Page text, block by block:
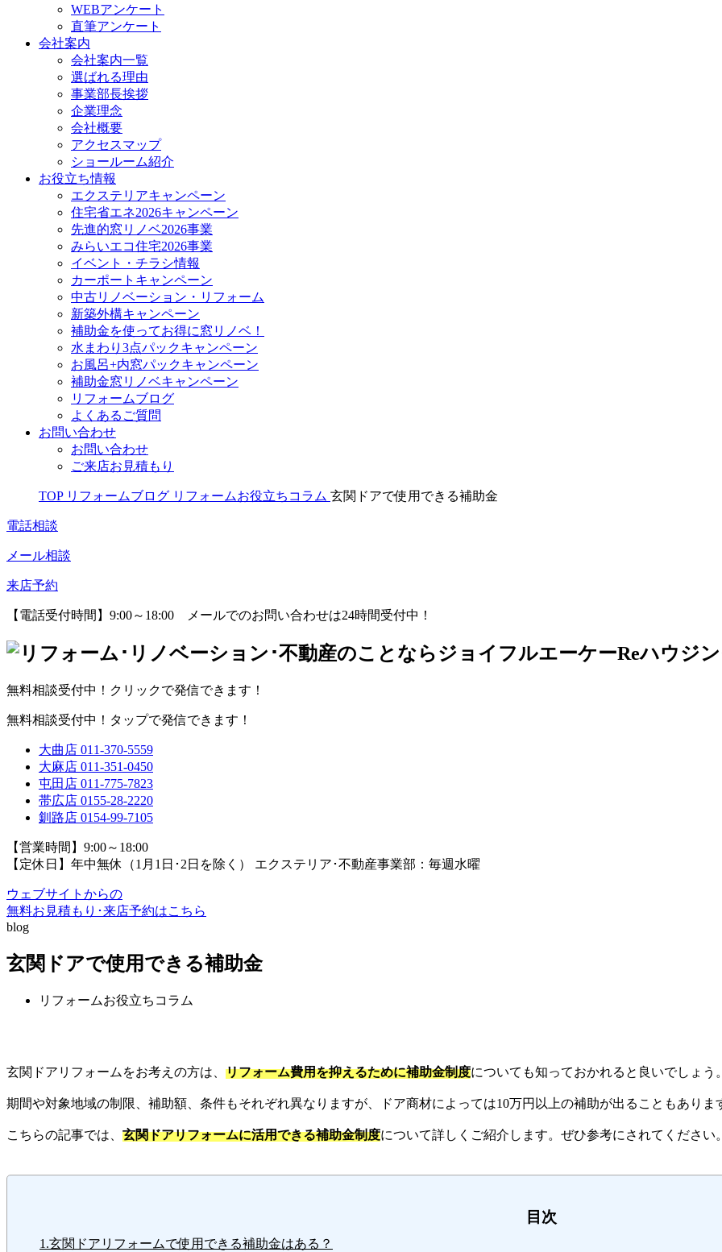
WEBアンケート
直筆アンケート
会社案内
会社案内一覧
選ばれる理由
事業部長挨拶
企業理念
会社概要
アクセスマップ
ショールーム紹介
お役立ち情報
エクステリアキャンペーン
住宅省エネ2026キャンペーン
先進的窓リノベ2026事業
みらいエコ住宅2026事業
イベント・チラシ情報
カーポートキャンペーン
中古リノベーション・リフォーム
新築外構キャンペーン
補助金を使ってお得に窓リノベ！
水まわり3点パックキャンペーン
お風呂+内窓パックキャンペーン
補助金窓リノベキャンペーン
リフォームブログ
よくあるご質問
お問い合わせ
お問い合わせ
ご来店お見積もり
TOP リフォームブログ リフォームお役立ちコラム 玄関ドアで使用できる補助金
電話相談
メール相談
来店予約
【電話受付時間】9:00～18:00 メールでのお問い合わせは24時間受付中！
無料相談受付中！クリックで発信できます！
無料相談受付中！タップで発信できます！
大曲店 011-370-5559
大麻店 011-351-0450
屯田店 011-775-7823
帯広店 0155-28-2220
釧路店 0154-99-7105
【営業時間】9:00～18:00
【定休日】年中無休（1月1日･2日を除く） エクステリア･不動産事業部：毎週水曜
ウェブサイトからの
無料お見積もり･来店予約はこちら
blog
玄関ドアで使用できる補助金
リフォームお役立ちコラム
玄関ドアリフォームをお考えの方は、 リフォーム費用を抑えるために補助金制度についても知っておかれると良いでしょう。
期間や対象地域の制限、補助額、条件もそれぞれ異なりますが、ドア商材によっては10万円以上の補助が出ることもありま
こちらの記事では、 玄関ドアリフォームに活用できる補助金制度について詳しくご紹介します。ぜひ参考にされてください。
目次
1.玄関ドアリフォームで使用できる補助金はある？